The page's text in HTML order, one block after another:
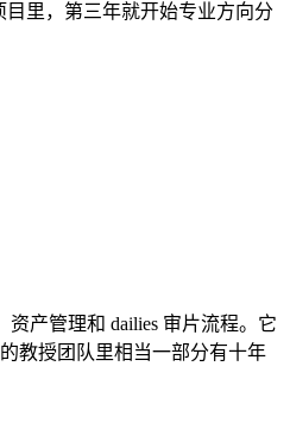
目里，第三年就开始专业方向分
资产管理和 dailies 审片流程。它
教授团队里相当一部分有十年